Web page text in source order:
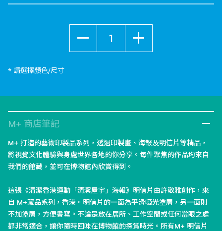
* 請選擇顏色/尺寸
M+ 商店筆記
M+ 打造的藝術印製品系列，透過印製畫、海報及明信片等精品，
將視覺文化體驗與身處世界各地的你分享。每件聚焦的作品均來自
我們的館藏，並可在博物館內欣賞得到。
這張《清潔香港運動「清潔屋宇」海報》明信片由許敬雅創作，來
自 M+藏品系列，香港。明信片的一面為平滑啞光塗層，另一面則
不加塗層，方便書寫。不論是放在居所、工作空間或任何當眼之處
都非常適合，讓你隨時回味在博物館的探賞時光。所有M+ 明信片